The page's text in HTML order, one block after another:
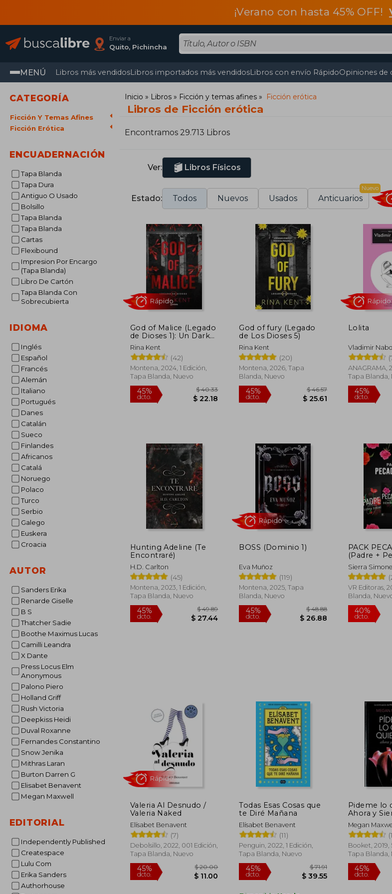
¡Verano con hasta 45% OFF!
Enviar a
Quito, Pichincha
MENÚ Libros más vendidosLibros importados más vendidosLibros con envío RápidoOpiniones de
CATEGORÍA
Ficción Y Temas Afines
Ficción Erótica
ENCUADERNACIÓN
Tapa Blanda
Tapa Dura
Antiguo O Usado
Bolsillo
Tapa Blanda
Tapa Blanda
Cartas
Flexibound
Impresion Por Encargo
(Tapa Blanda)
Libro De Cartón
Tapa Blanda Con
Sobrecubierta
IDIOMA
Inglés
Español
Francés
Alemán
Italiano
Portugués
Danes
Catalán
Sueco
Finlandes
Africanos
Catalá
Noruego
Polaco
Turco
Serbio
Galego
Euskera
Croacia
AUTOR
Sanders Erika
Renarde Giselle
B S
Thatcher Sadie
Boothe Maximus Lucas
Camilli Leandra
X Dante
Press Locus Elm
Anonymous
Palono Piero
Holland Griff
Rush Victoria
Deepkiss Heidi
Duval Roxanne
Fernandes Constantino
Snow Jenika
Mithras Laran
Burton Darren G
Elisabet Benavent
Megan Maxwell
EDITORIAL
Independently Published
Createspace
Lulu Com
Erika Sanders
Authorhouse
Inicio Libros Ficción y temas afines Ficción erótica
Libros de Ficción erótica
Encontramos 29.713 Libros
Ver: Libros Físicos
Estado: Todos Nuevos Usados Anticuarios
Nuevo
God of Malice (Legado
de Dioses 1): Un Dark
Romance Universitario
Rina Kent
(42)
Montena, 2024, 1 Edición,
Tapa Blanda, Nuevo
Rápido
God of fury (Legado
de Los Dioses 5)
Rina Kent
(20)
Montena, 2026, Tapa
Blanda, Nuevo
Lolita
Vladimir
ANAGRAMA,
Tapa Blanda,
Hunting Adeline (Te
Encontraré)
H.D. Carlton
(45)
Montena, 2023, 1 Edición,
Tapa Blanda, Nuevo
BOSS (Dominio 1)
Eva Muñoz
(119)
Montena, 2025, Tapa
Blanda, Nuevo
Rápido
PACK
(Padre +
Santo)
Sierra Simone
VR Editoras,
Blanda,
Valeria Al Desnudo /
Valeria Naked
Elísabet Benavent
(7)
Debolsillo, 2022, 001 Edición,
Tapa Blanda, Nuevo
Todas Esas Cosas que
te Diré Mañana
Elísabet Benavent
(11)
Penguin, 2022, 1 Edición,
Tapa Blanda, Nuevo
Pideme lo
Ahora y
Megan
Booket, 2019,
Tapa Blanda,